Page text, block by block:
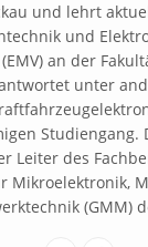
und lehrt
und
an der
unter
Studiengang.
Leiter des
Mikroelektronik,
(GMM)